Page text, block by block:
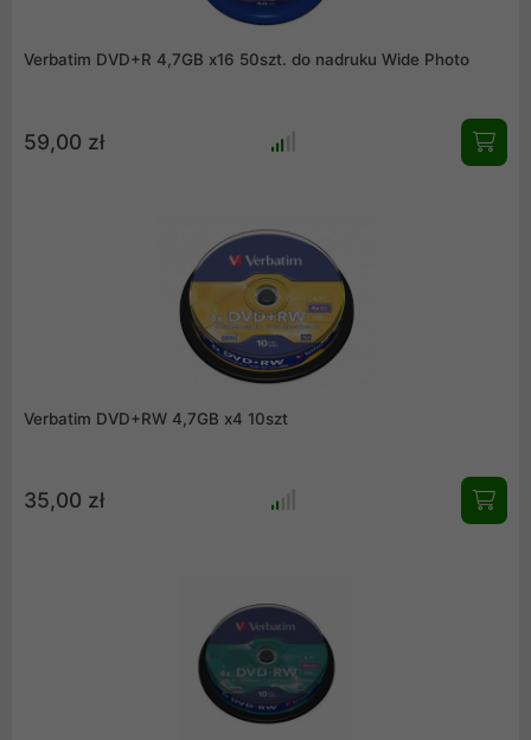
Verbatim DVD+R 4,7GB x16 50szt. do nadruku Wide Photo
59,00 zł
Verbatim DVD+RW 4,7GB x4 10szt
35,00 zł